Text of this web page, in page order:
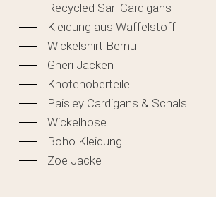
Recycled Sari Cardigans
Kleidung aus Waffelstoff
Wickelshirt Bernu
Gheri Jacken
Knotenoberteile
Paisley Cardigans & Schals
Wickelhose
Boho Kleidung
Zoe Jacke